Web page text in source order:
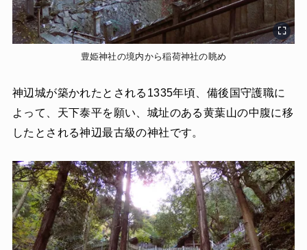
豊姫神社の境内から稲荷神社の眺め
神辺城が築かれたとされる1335年頃、備後国守護職に
よって、天下泰平を願い、城址のある黄葉山の中腹に移
したとされる神辺最古級の神社です。